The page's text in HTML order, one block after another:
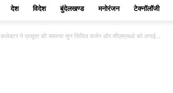
देश विदेश बुंदेलखण्ड मनोरंजन टेक्नॉलॉजी
कलेक्टर ने प्रसूता की समस्या सुन सिविल सर्जन और सीएमएचओ को लगाई...